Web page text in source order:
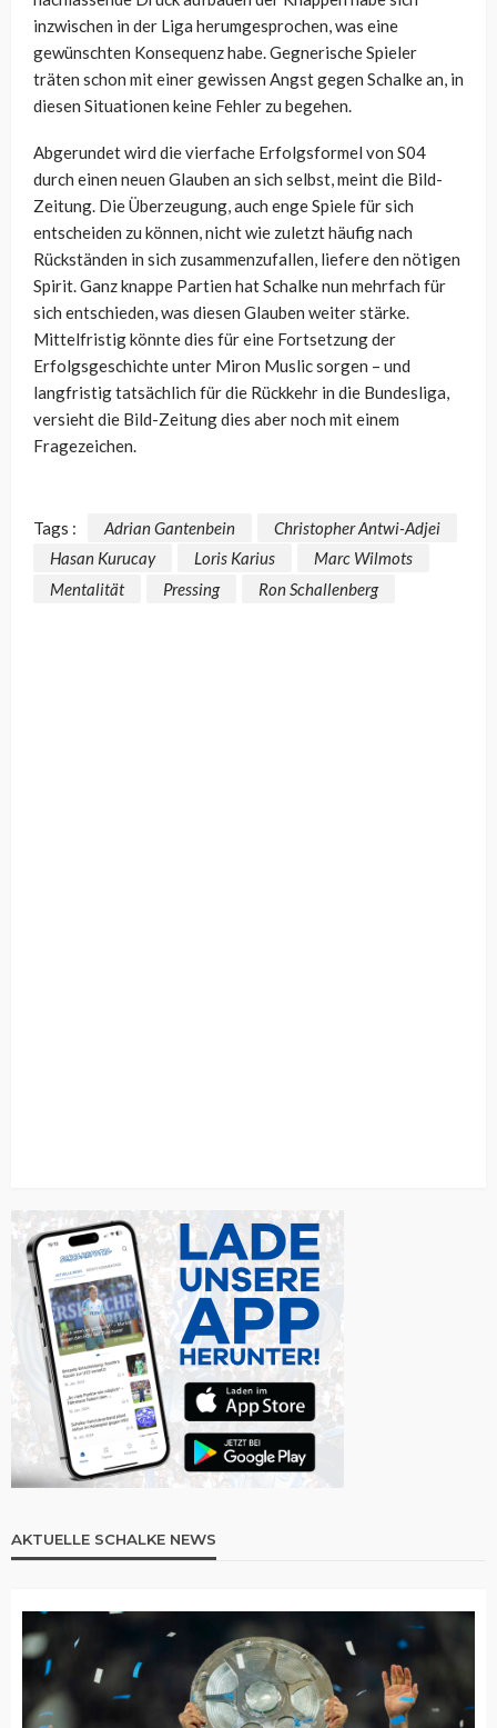
inzwischen in der Liga herumgesprochen, was eine
gewünschten Konsequenz habe. Gegnerische Spieler
träten schon mit einer gewissen Angst gegen Schalke an, in
diesen Situationen keine Fehler zu begehen.
Abgerundet wird die vierfache Erfolgsformel von S04
durch einen neuen Glauben an sich selbst, meint die Bild-
Zeitung. Die Überzeugung, auch enge Spiele für sich
entscheiden zu können, nicht wie zuletzt häufig nach
Rückständen in sich zusammenzufallen, liefere den nötigen
Spirit. Ganz knappe Partien hat Schalke nun mehrfach für
sich entschieden, was diesen Glauben weiter stärke.
Mittelfristig könnte dies für eine Fortsetzung der
Erfolgsgeschichte unter Miron Muslic sorgen – und
langfristig tatsächlich für die Rückkehr in die Bundesliga,
versieht die Bild-Zeitung dies aber noch mit einem
Fragezeichen.
Tags : Adrian Gantenbein
Christopher Antwi-Adjei
Hasan Kurucay
Loris Karius
Marc Wilmots
Mentalität
Pressing Ron Schallenberg
AKTUELLE SCHALKE NEWS